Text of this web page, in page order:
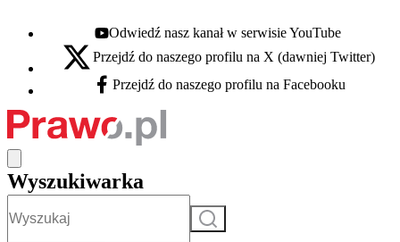
Youtube - otwiera się w nowej karcie
Odwiedź nasz kanał w serwisie YouTube
X - otwiera się w nowej karcie
Przejdź do naszego profilu na X (dawniej Twitter)
Facebook - otwiera się w nowej karcie
Przejdź do naszego profilu na Facebooku
Wyszukiwarka
Szukaj